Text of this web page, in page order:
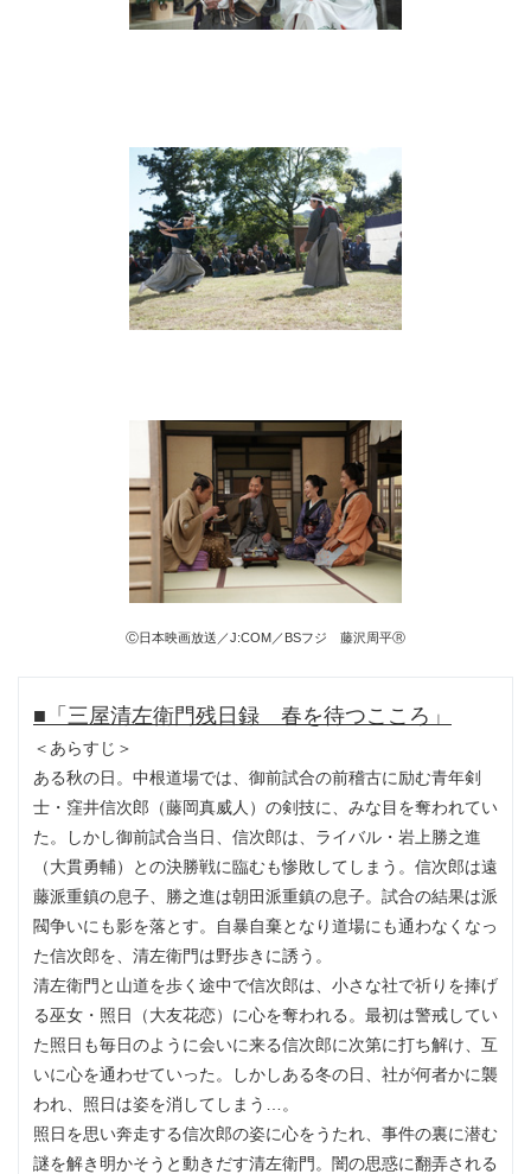
Ⓒ日本映画放送／J:COM／BSフジ 藤沢周平Ⓡ
■「三屋清左衛門残日録 春を待つこころ」
＜あらすじ＞
ある秋の日。中根道場では、御前試合の前稽古に励む青年剣
士・窪井信次郎（藤岡真威人）の剣技に、みな目を奪われてい
た。しかし御前試合当日、信次郎は、ライバル・岩上勝之進
（大貫勇輔）との決勝戦に臨むも惨敗してしまう。信次郎は遠
藤派重鎮の息子、勝之進は朝田派重鎮の息子。試合の結果は派
閥争いにも影を落とす。自暴自棄となり道場にも通わなくなっ
た信次郎を、清左衛門は野歩きに誘う。
清左衛門と山道を歩く途中で信次郎は、小さな社で祈りを捧げ
る巫女・照日（大友花恋）に心を奪われる。最初は警戒してい
た照日も毎日のように会いに来る信次郎に次第に打ち解け、互
いに心を通わせていった。しかしある冬の日、社が何者かに襲
われ、照日は姿を消してしまう…。
照日を思い奔走する信次郎の姿に心をうたれ、事件の裏に潜む
謎を解き明かそうと動きだす清左衛門。闇の思惑に翻弄される